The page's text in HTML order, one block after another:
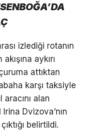
izlediği rotanın
aykırı
attıktan
karşı taksiyle
alan
Dvizova’nın
belirtildi.